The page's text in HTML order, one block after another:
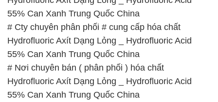
55% Can Xanh Trung Quốc China
# Cty chuyên phân phối # cung cấp hóa chất
Hydrofluoric Axít Dạng Lỏng _ Hydrofluoric Acid
55% Can Xanh Trung Quốc China
# Nơi chuyên bán ( phân phối ) hóa chất
Hydrofluoric Axít Dạng Lỏng _ Hydrofluoric Acid
55% Can Xanh Trung Quốc China